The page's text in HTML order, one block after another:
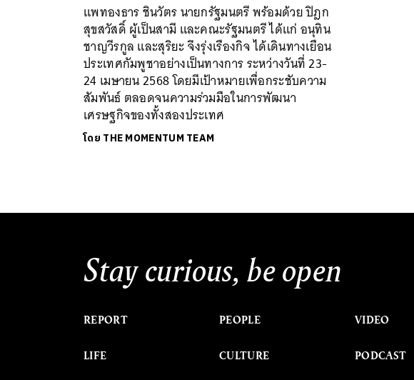
แพทองธาร ชินวัตร นายกรัฐมนตรี พร้อมด้วย ปิฎก
สุขสวัสดิ์ ผู้เป็นสามี และคณะรัฐมนตรี ได้แก่ อนุทิน
ชาญวีรกูล และสุริยะ จึงรุ่งเรืองกิจ ได้เดินทางเยือน
ประเทศกัมพูชาอย่างเป็นทางการ ระหว่างวันที่ 23-
24 เมษายน 2568 โดยมีเป้าหมายเพื่อกระชับความ
สัมพันธ์ ตลอดจนความร่วมมือในการพัฒนา
เศรษฐกิจของทั้งสองประเทศ
โดย THE MOMENTUM TEAM
Stay curious, be open
REPORT
LIFE
PEOPLE
CULTURE
VIDEO
PODCAST